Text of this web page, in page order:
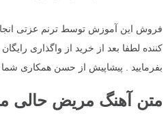
فروش این آموزش توسط ترنم عزتی
کننده لطفا بعد از خرید از واگذاری
بفرمایید . پیشاپیش از حسن همکاری شما
متن آهنگ مریض